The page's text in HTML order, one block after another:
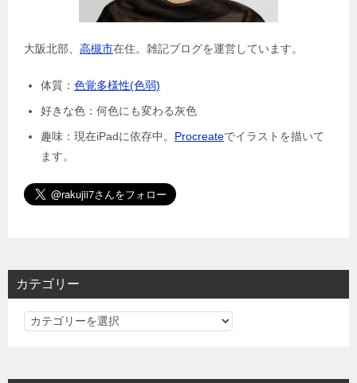
大阪北部、 高槻市在住。雑記ブログを運営しています。
体質： 色覚多様性(色弱)
好きな色：何色にも変わる灰色
趣味：現在iPadに依存中。 Procreateでイラストを描いて
ます。
カテゴリー
カ
リ